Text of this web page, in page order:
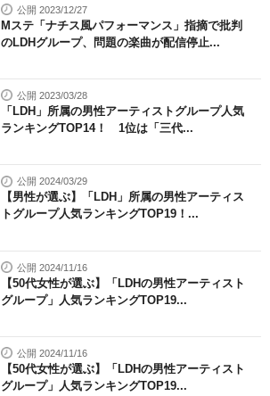
公開 2023/12/27
Mステ「ナチス風パフォーマンス」指摘で批判
のLDHグループ、問題の楽曲が配信停止...
公開 2023/03/28
「LDH」所属の男性アーティストグループ人気
ランキングTOP14！ 1位は「三代...
公開 2024/03/29
【男性が選ぶ】「LDH」所属の男性アーティス
トグループ人気ランキングTOP19！...
公開 2024/11/16
【50代女性が選ぶ】「LDHの男性アーティスト
グループ」人気ランキングTOP19...
公開 2024/11/16
【50代女性が選ぶ】「LDHの男性アーティスト
グループ」人気ランキングTOP19...